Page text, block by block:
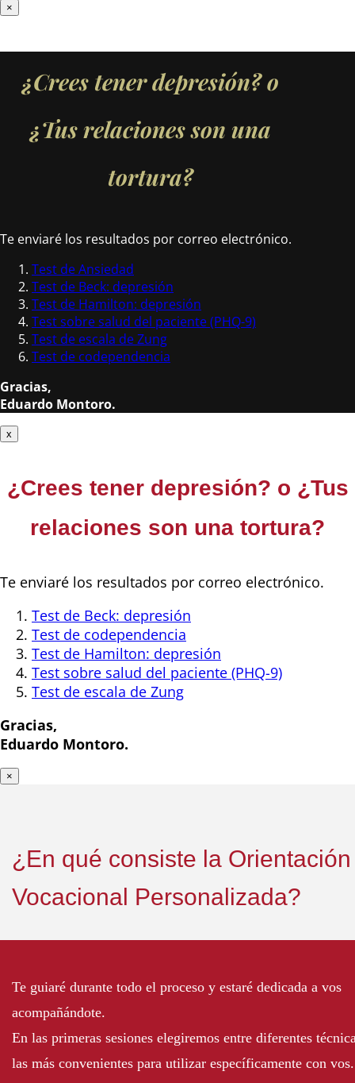
×
¿Crees tenerdepresión?o
¿Tus relaciones son una
tortura?
Te enviaré los resultados por correo electrónico.
Test de Ansiedad
Test de Beck: depresión
Test de Hamilton: depresión
Test sobre salud del paciente (PHQ-9)
Test de escala de Zung
Test de codependencia
Gracias,
Eduardo Montoro.
x
¿Crees tener depresión? o ¿Tus
relaciones son una tortura?
Te enviaré los resultados por correo electrónico.
Test de Beck: depresión
Test de codependencia
Test de Hamilton: depresión
Test sobre salud del paciente (PHQ-9)
Test de escala de Zung
Gracias,
Eduardo Montoro.
×
¿En qué consiste la Orientación
Vocacional Personalizada?
Te guiaré durante todo el proceso y estaré dedicada a vos
acompañándote.
En las primeras sesiones elegiremos entre diferentes
las más convenientes para utilizar específicamente con vos.